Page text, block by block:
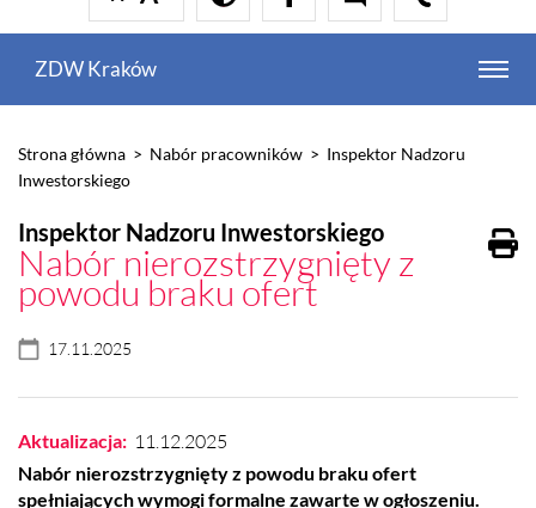
ZDW Kraków
Strona główna > Nabór pracowników > Inspektor Nadzoru
Inwestorskiego
Inspektor Nadzoru Inwestorskiego
Nabór nierozstrzygnięty z
powodu braku ofert
17.11.2025
Aktualizacja: 11.12.2025
Nabór nierozstrzygnięty z powodu braku ofert
spełniających wymogi formalne zawarte w ogłoszeniu.